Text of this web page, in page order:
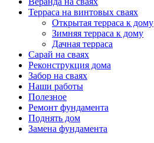
Терраса на винтовых сваях
Открытая терраса к дому
Зимняя терраса к дому
Дачная терраса
Cарай на сваях
Реконструкция дома
Забор на сваях
Наши работы
Полезное
Ремонт фундамента
Поднять дом
Замена фундамента